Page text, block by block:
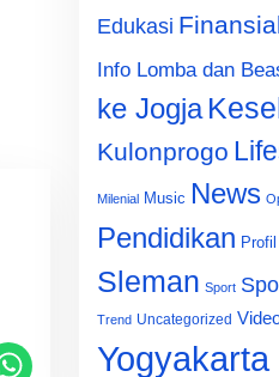
Edukasi
Info Lomba dan
ke Jogja
Kulonprogo
Milenial Music News
Pendidikan Profil
Sleman Sport
Trend Uncategorized
Yogyakarta